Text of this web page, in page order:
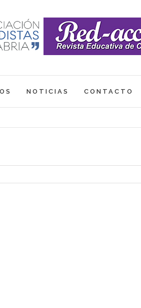
NOTICIAS CONTACTO